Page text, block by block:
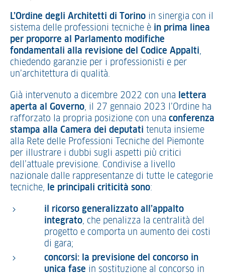
L’Ordine degli Architetti di Torino in sinergia con il
sistema delle professioni tecniche è in prima linea
per proporre al Parlamento modifiche
fondamentali alla revisione del Codice Appalti,
chiedendo garanzie per i professionisti e per
un’architettura di qualità.
Già intervenuto a dicembre 2022 con una
lettera
aperta al Governo, il 27 gennaio 2023 l’Ordine ha
rafforzato la propria posizione con una conferenza
stampa alla Camera dei deputati tenuta insieme
alla Rete delle Professioni Tecniche del Piemonte
per illustrare i dubbi sugli aspetti più critici
dell’attuale previsione. Condivise a livello
nazionale dalle rappresentanze di tutte le categorie
tecniche,
le principali criticità sono:
il ricorso generalizzato all’appalto
integrato, che penalizza la centralità del
progetto e comporta un aumento dei costi
di gara;
concorsi: la previsione del concorso in
unica fase in sostituzione al concorso in